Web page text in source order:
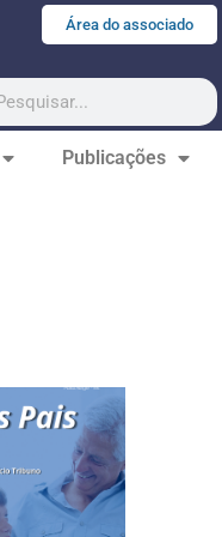
Área do associado
Publicações